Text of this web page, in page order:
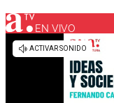
Los
EN VIVO